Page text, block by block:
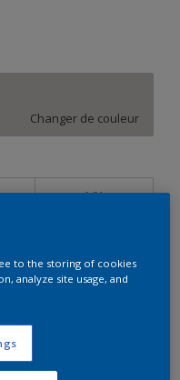
Changer de couleur
10L
peinture
Calculer
to the storing of cookies
analyze site usage, and